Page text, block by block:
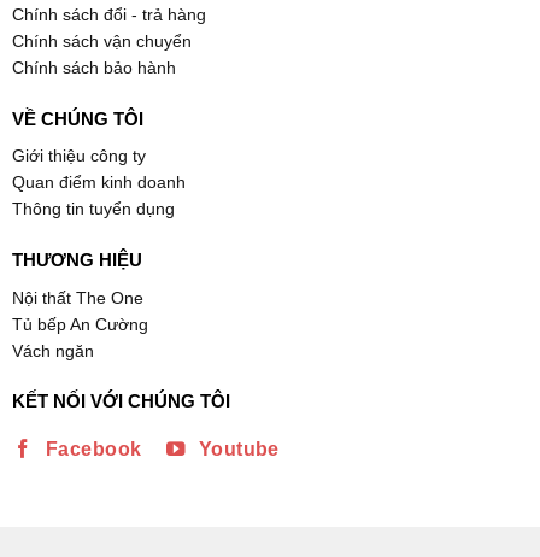
Chính sách đổi - trả hàng
Chính sách vận chuyển
Chính sách bảo hành
VỀ CHÚNG TÔI
Giới thiệu công ty
Quan điểm kinh doanh
Thông tin tuyển dụng
THƯƠNG HIỆU
Nội thất The One
Tủ bếp An Cường
Vách ngăn
KẾT NỐI VỚI CHÚNG TÔI
Facebook Youtube